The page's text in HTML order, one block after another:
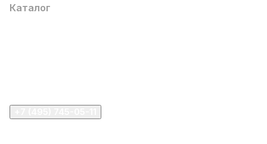
Каталог